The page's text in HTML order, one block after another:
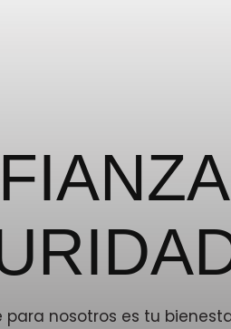
para nosotros es tu